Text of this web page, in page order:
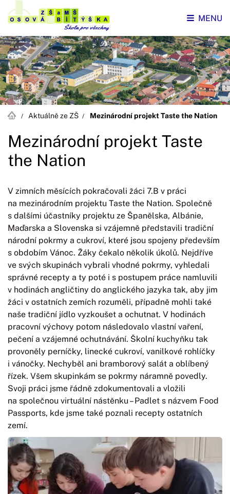
MENU
Aktuálně ze ZŠ Mezinárodní projekt Taste the Nation
Mezinárodní projekt Taste
the Nation
V zimních měsících pokračovali žáci 7.B v práci
na mezinárodním projektu Taste the Nation. Společně
s dalšími účastníky projektu ze Španělska, Albánie,
Maďarska a Slovenska si vzájemně představili tradiční
národní pokrmy a cukroví, které jsou spojeny především
s obdobím Vánoc. Žáky čekalo několik úkolů. Nejdříve
ve svých skupinách vybrali vhodné pokrmy, vyhledali
správné recepty a ty poté i s postupem práce namluvili
v hodinách angličtiny do anglického jazyka tak, aby jim
žáci v ostatních zemích rozuměli, případně mohli také
naše tradiční jídlo vyzkoušet a ochutnat. V hodinách
pracovní výchovy potom následovalo vlastní vaření,
pečení a vzájemné ochutnávání. Školní kuchyňku tak
provoněly perníčky, linecké cukroví, vanilkové rohlíčky
i vánočky. Nechyběl ani bramborový salát a oblíbený
řízek. Všem skupinkám se pokrmy náramně povedly.
Svoji práci jsme řádně zdokumentovali a vložili
na společnou virtuální nástěnku – Padlet s názvem Food
Passports, kde jsme také poznali recepty ostatních
zemí.